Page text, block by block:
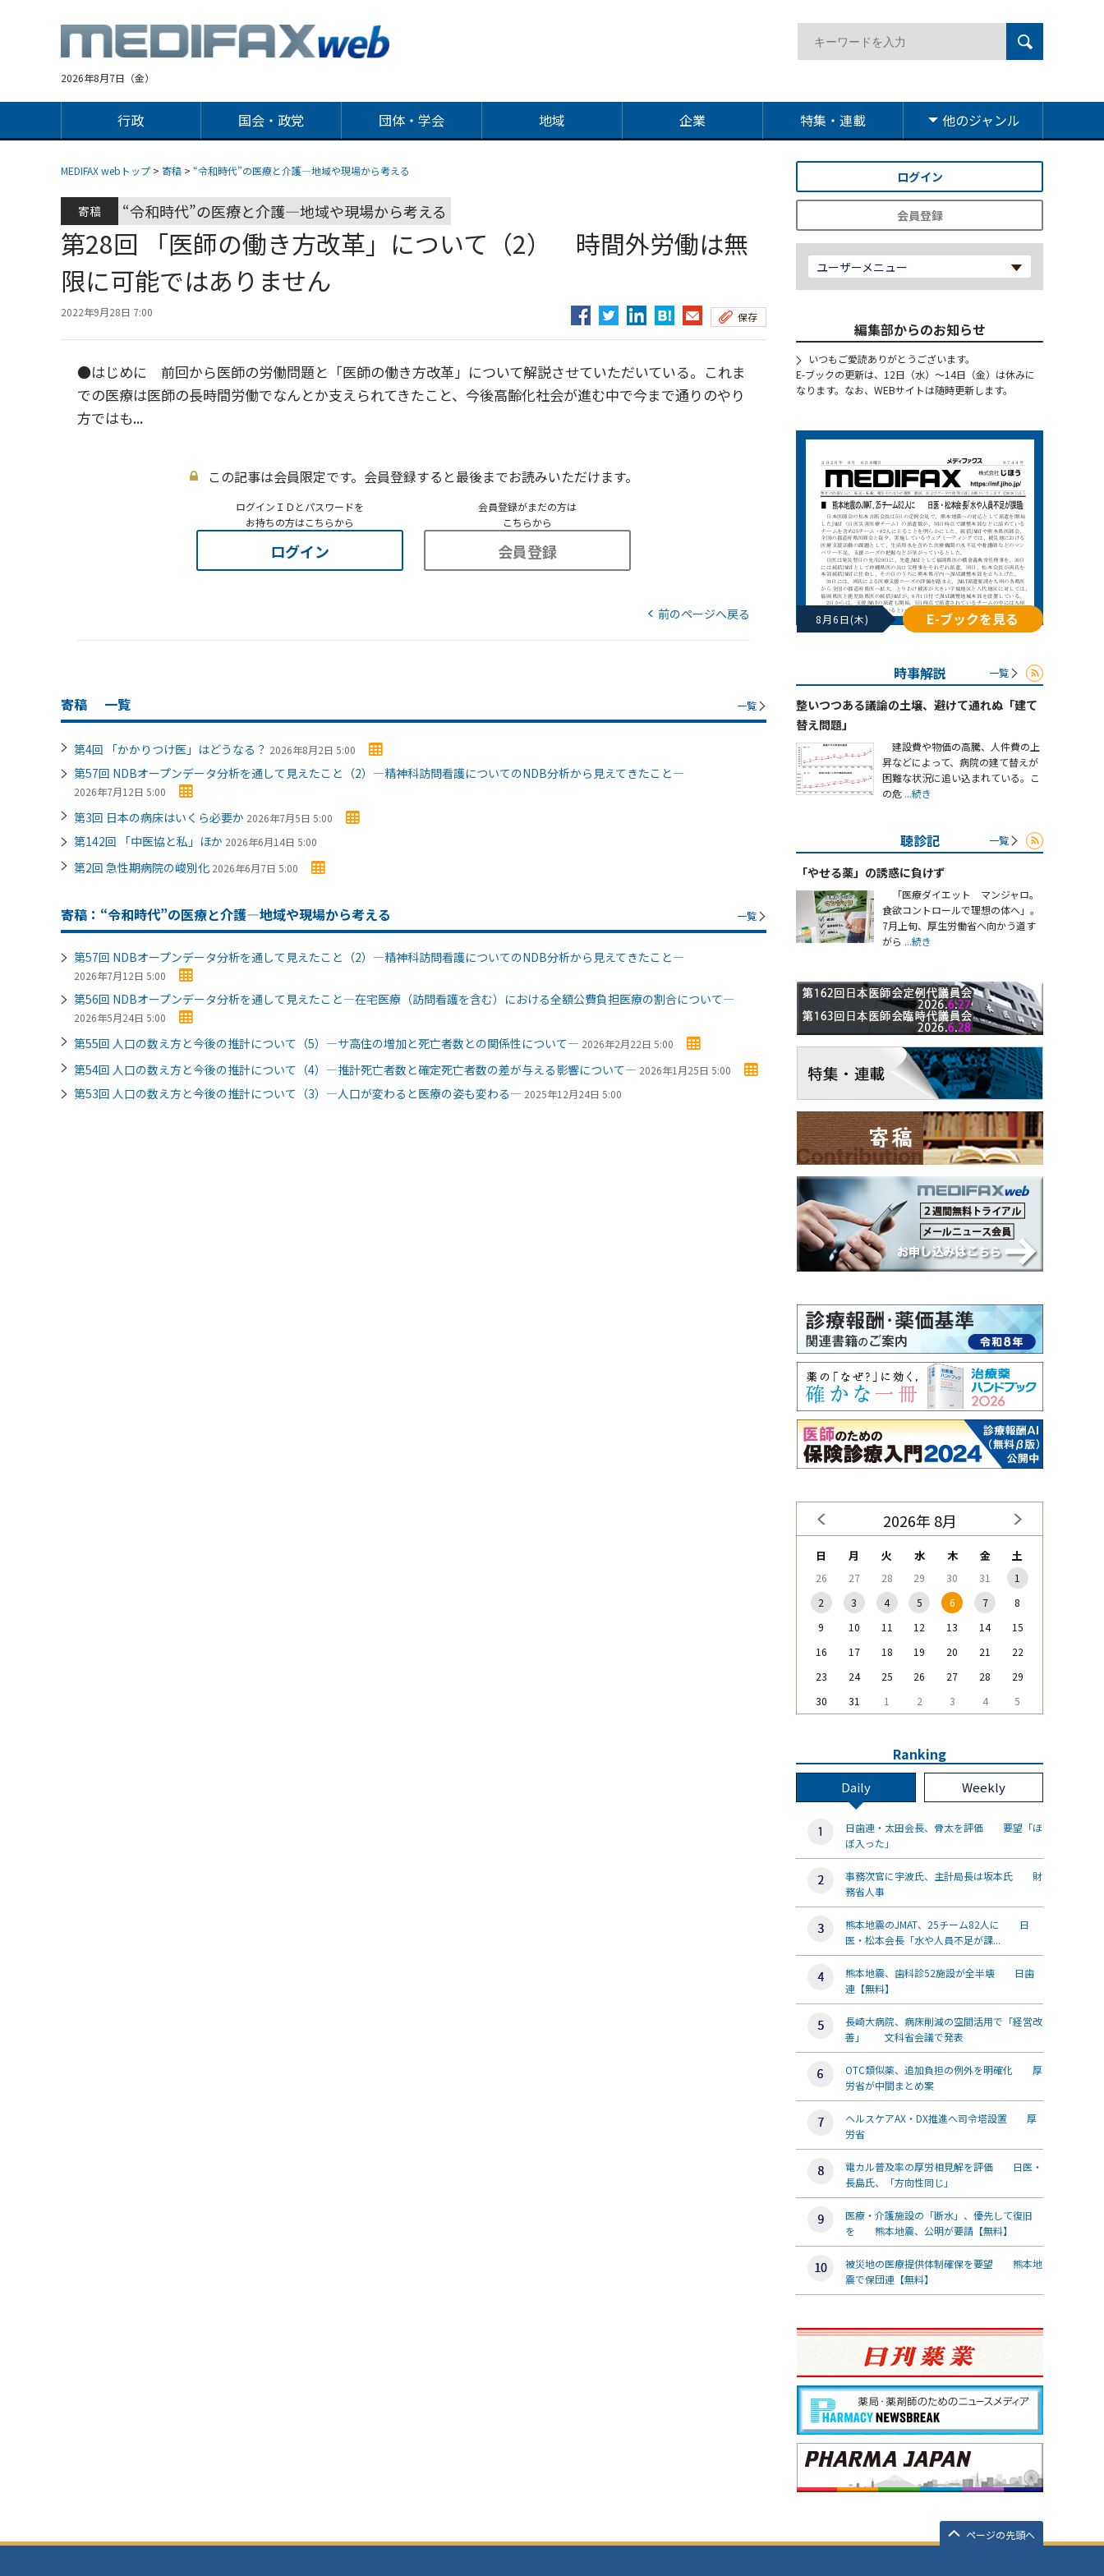
2026年8月7日（金）
行政 国会・政党 団体・学会 地域 企業 特集・連載 他のジャンル
MEDIFAX webトップ > 寄稿 > “令和時代”の医療と介護―地域や現場から考える
寄稿 “令和時代”の医療と介護―地域や現場から考える
第28回 「医師の働き方改革」について（2） 時間外労働は無
限に可能ではありません
2022年9月28日 7:00 保存
●はじめに 前回から医師の労働問題と「医師の働き方改革」について解説させていただいている。これま
での医療は医師の長時間労働でなんとか支えられてきたこと、今後高齢化社会が進む中で今まで通りのやり
方ではも...
この記事は会員限定です。会員登録すると最後までお読みいただけます。
ログインＩＤとパスワードを
お持ちの方はこちらから
ログイン
会員登録がまだの方は
こちらから
会員登録
前のページへ戻る
寄稿 一覧 一覧
第4回 「かかりつけ医」はどうなる？ 2026年8月2日 5:00
第57回 NDBオープンデータ分析を通して見えたこと（2）―精神科訪問看護についてのNDB分析から見えてきたこと―
2026年7月12日 5:00
第3回 日本の病床はいくら必要か 2026年7月5日 5:00
第142回 「中医協と私」ほか 2026年6月14日 5:00
第2回 急性期病院の峻別化 2026年6月7日 5:00
寄稿：“令和時代”の医療と介護―地域や現場から考える 一覧
第57回 NDBオープンデータ分析を通して見えたこと（2）―精神科訪問看護についてのNDB分析から見えてきたこと―
2026年7月12日 5:00
第56回 NDBオープンデータ分析を通して見えたこと―在宅医療（訪問看護を含む）における全額公費負担医療の割合について―
2026年5月24日 5:00
第55回 人口の数え方と今後の推計について（5）―サ高住の増加と死亡者数との関係性について― 2026年2月22日 5:00
第54回 人口の数え方と今後の推計について（4）―推計死亡者数と確定死亡者数の差が与える影響について― 2026年1月25日 5:00
第53回 人口の数え方と今後の推計について（3）―人口が変わると医療の姿も変わる― 2025年12月24日 5:00
ログイン
会員登録
ユーザーメニュー
編集部からのお知らせ
いつもご愛読ありがとうございます。
E-ブックの更新は、12日（水）～14日（金）は休みに
なります。なお、WEBサイトは随時更新します。
8月6日(木) E-ブックを見る
時事解説 一覧
整いつつある議論の土壌、避けて通れぬ「建て
替え問題」
建設費や物価の高騰、人件費の上
昇などによって、病院の建て替えが
困難な状況に追い込まれている。こ
の危 ...続き
聴診記 一覧
「やせる薬」の誘惑に負けず
「医療ダイエット マンジャロ。
食欲コントロールで理想の体へ」。
7月上旬、厚生労働省へ向かう道す
がら ...続き
2026年 8月
日 月 火 水 木 金 土
26 27 28 29 30 31
1
2
3 4 5 6 7
8
9
10 11 12 13 14
15
16
17 18 19 20 21
22
23
24 25 26 27 28
29
30
31 1 2 3 4 5
Ranking
Daily Weekly
日歯連・太田会長、骨太を評価 要望「ほ
ぼ入った」
事務次官に宇波氏、主計局長は坂本氏 財
務省人事
熊本地震のJMAT、25チーム82人に 日
医・松本会長「水や人員不足が課...
熊本地震、歯科診52施設が全半壊 日歯
連【無料】
長崎大病院、病床削減の空間活用で「経営改
善」 文科省会議で発表
OTC類似薬、追加負担の例外を明確化 厚
労省が中間まとめ案
ヘルスケアAX・DX推進へ司令塔設置 厚
労省
電カル普及率の厚労相見解を評価 日医・
長島氏、「方向性同じ」
医療・介護施設の「断水」、優先して復旧
を 熊本地震、公明が要請【無料】
被災地の医療提供体制確保を要望 熊本地
震で保団連【無料】
ページの先頭へ